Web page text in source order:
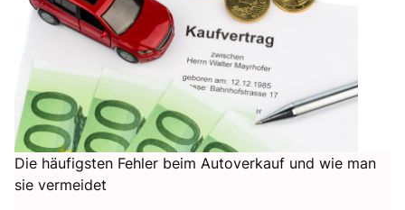
Die häufigsten Fehler beim Autoverkauf und wie man
sie vermeidet